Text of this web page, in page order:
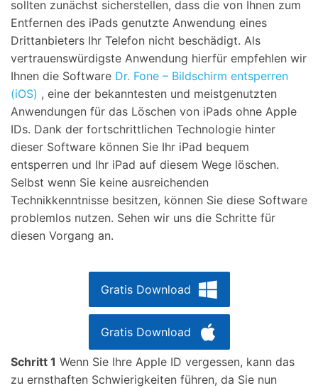
sollten zunächst sicherstellen, dass die von Ihnen zum
Entfernen des iPads genutzte Anwendung eines
Drittanbieters Ihr Telefon nicht beschädigt. Als
vertrauenswürdigste Anwendung hierfür empfehlen wir
Ihnen die Software Dr. Fone – Bildschirm entsperren
(iOS) , eine der bekanntesten und meistgenutzten
Anwendungen für das Löschen von iPads ohne Apple
IDs. Dank der fortschrittlichen Technologie hinter
dieser Software können Sie Ihr iPad bequem
entsperren und Ihr iPad auf diesem Wege löschen.
Selbst wenn Sie keine ausreichenden
Technikkenntnisse besitzen, können Sie diese Software
problemlos nutzen. Sehen wir uns die Schritte für
diesen Vorgang an.
Gratis Download
Gratis Download
Schritt 1 Wenn Sie Ihre Apple ID vergessen, kann das
zu ernsthaften Schwierigkeiten führen, da Sie nun